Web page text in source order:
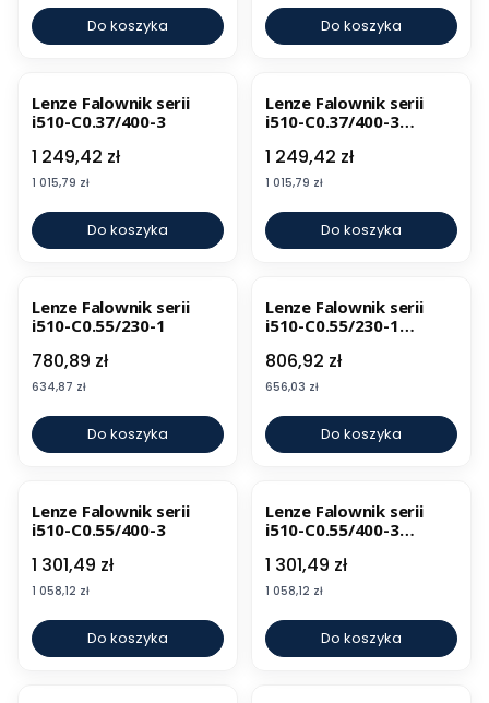
Do koszyka Do koszyka
Lenze Falownik serii
i510-C0.37/400-3
Cena
1 249,42 zł
Cena
1 015,79 zł
Do koszyka
Lenze Falownik serii
i510-C0.37/400-3
Cena
1 249,42 zł
Cena
1 015,79 zł
Do koszyka
Lenze Falownik serii
i510-C0.55/230-1
Cena
780,89 zł
Cena
634,87 zł
Do koszyka
Lenze Falownik serii
i510-C0.55/230-1
Cena
806,92 zł
Cena
656,03 zł
Do koszyka
Lenze Falownik serii
i510-C0.55/400-3
Cena
1 301,49 zł
Cena
1 058,12 zł
Do koszyka
Lenze Falownik serii
i510-C0.55/400-3
Cena
1 301,49 zł
Cena
1 058,12 zł
Do koszyka